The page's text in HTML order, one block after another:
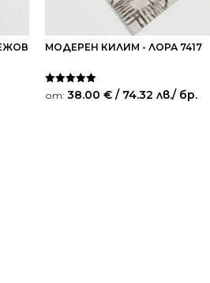
МОДЕРЕН КИЛИМ - ЛОРА 7417
Оценено на
5.00
от: 38.00 € / 74.32 лв./ бр.